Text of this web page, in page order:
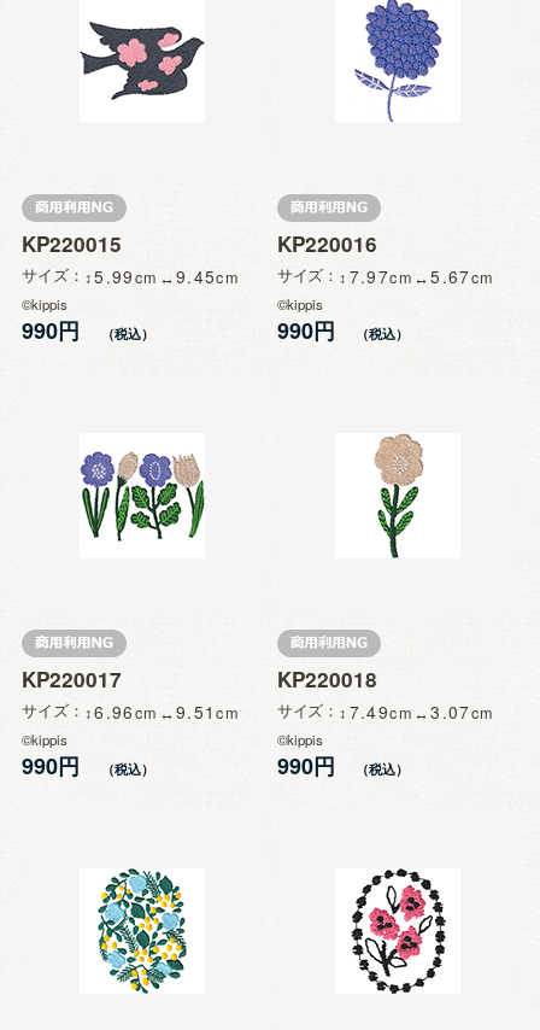
KP220015
サイズ 5.99 9.45
©kippis
990円
KP220016
サイズ 7.97 5.67
©kippis
990円
KP220017
サイズ 6.96 9.51
©kippis
990円
KP220018
サイズ 7.49 3.07
©kippis
990円